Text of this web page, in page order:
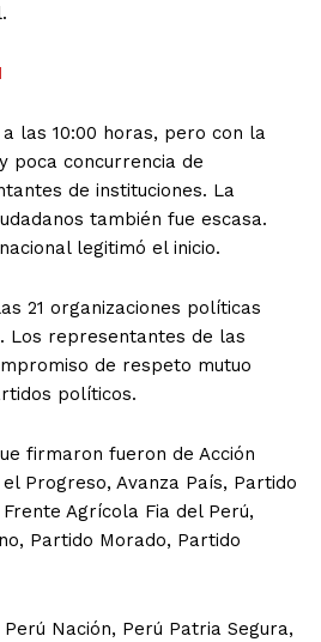
las 10:00 horas, pero con la
poca concurrencia de
de instituciones. La
también fue escasa.
legitimó el inicio.
21 organizaciones políticas
Los representantes de las
de respeto mutuo
políticos.
firmaron fueron de Acción
Progreso, Avanza País, Partido
Agrícola Fia del Perú,
Partido Morado, Partido
Nación, Perú Patria Segura,